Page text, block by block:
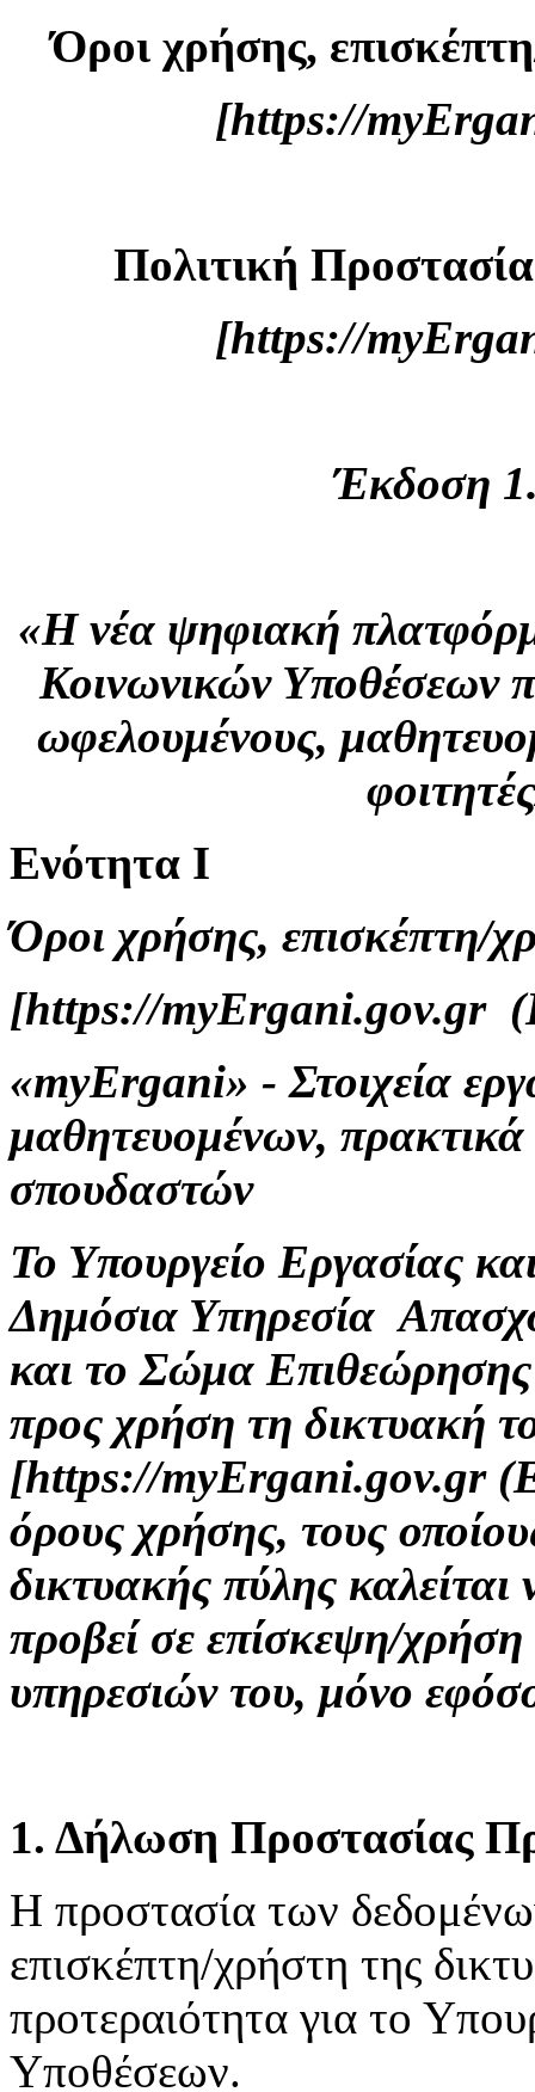
Όροι χρήσης,
[https://
Πολιτική
[https://
Έκδοση
«H νέα ψηφιακή
Κοινωνικών Υποθέσεων
ωφελουμένους,
Ενότητα Ι
Όροι χρήσης, επισκέπτη/
[https://myErgani.gov.gr
«myErgani» - Στοιχεία
μαθητευομένων,
σπουδαστών
Το Υπουργείο Εργασίας
Δημόσια Υπηρεσία
και το Σώμα
προς χρήση τη δικτυακή
[https://myErgani.gov.gr
όρους χρήσης, τους
δικτυακής πύλης
προβεί σε επίσκεψη/
υπηρεσιών του, μόνο
1. Δήλωση Προστασίας
H προστασία των
επισκέπτη/χρήστη της
προτεραιότητα για το
Υποθέσεων.